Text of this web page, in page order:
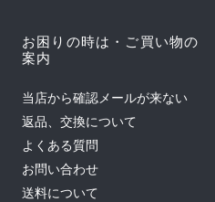
お困りの時は・ご買い物の
案内
当店から確認メールが来ない
返品、交換について
よくある質問
お問い合わせ
送料について